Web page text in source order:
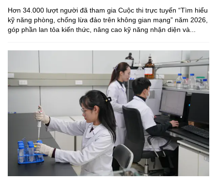
Hơn 34.000 lượt người đã tham gia Cuộc thi trực tuyến “Tìm hiểu
kỹ năng phòng, chống lừa đảo trên không gian mạng” năm 2026,
góp phần lan tỏa kiến thức, nâng cao kỹ năng nhận diện và...